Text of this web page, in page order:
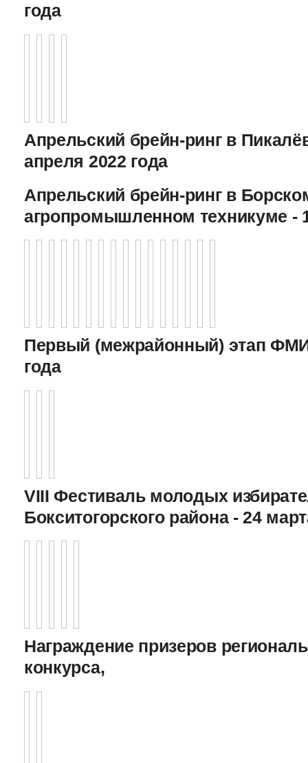
года
Апрельский брейн-ринг в
апреля 2022 года
Апрельский брейн-ринг в
агропромышленном техникуме -
Первый (межрайонный) этап
года
VIII Фестиваль молодых
Бокситогорского района - 24
Награждение призеров
конкурса,